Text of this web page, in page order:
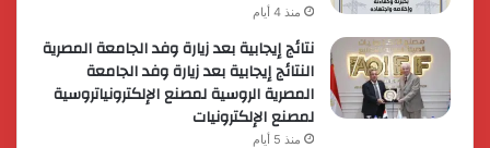
منذ 4 أيام
نتائج إيجابية بعد زيارة وفد الجامعة المصرية
النتائج إيجابية بعد زيارة وفد الجامعة
المصرية الروسية لمصنع الإلكترونياتروسية
لمصنع الإلكترونيات
منذ 5 أيام